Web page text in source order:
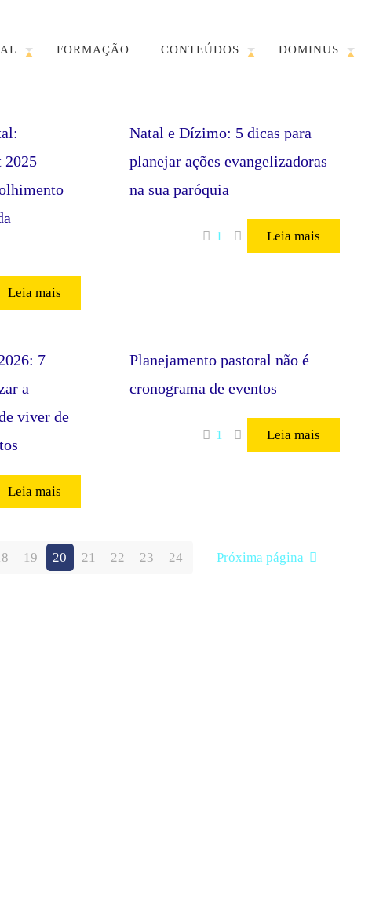
FORMAÇÃO CONTEÚDOS DOMINUS
2025
Leia mais
Natal e Dízimo: 5 dicas para
planejar ações evangelizadoras
na sua paróquia
1 Leia mais
7
a
viver de
Leia mais
Planejamento pastoral não é
cronograma de eventos
1 Leia mais
19 20 21 22 23 24 Próxima página